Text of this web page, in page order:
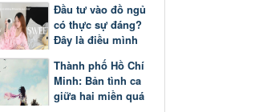
Đầu tư vào đồ ngủ
có thực sự đáng?
Đây là điều mình
Thành phố Hồ Chí
Minh: Bản tình ca
giữa hai miền quá